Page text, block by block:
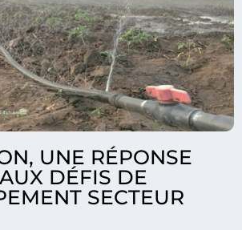
UNE RÉPONSE
DÉFIS DE
SECTEUR